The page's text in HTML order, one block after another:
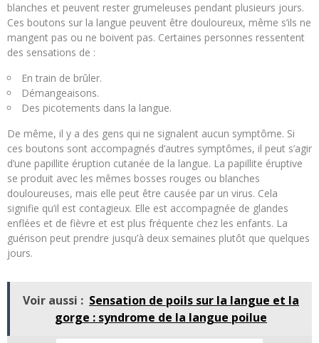
blanches et peuvent rester grumeleuses pendant plusieurs jours.
Ces boutons sur la langue peuvent être douloureux, même s’ils ne
mangent pas ou ne boivent pas. Certaines personnes ressentent
des sensations de :
En train de brûler.
Démangeaisons.
Des picotements dans la langue.
De même, il y a des gens qui ne signalent aucun symptôme. Si
ces boutons sont accompagnés d’autres symptômes, il peut s’agir
d’une papillite éruption cutanée de la langue. La papillite éruptive
se produit avec les mêmes bosses rouges ou blanches
douloureuses, mais elle peut être causée par un virus. Cela
signifie qu’il est contagieux. Elle est accompagnée de glandes
enflées et de fièvre et est plus fréquente chez les enfants. La
guérison peut prendre jusqu’à deux semaines plutôt que quelques
jours.
Voir aussi : Sensation de poils sur la langue et la
gorge : syndrome de la langue poilue